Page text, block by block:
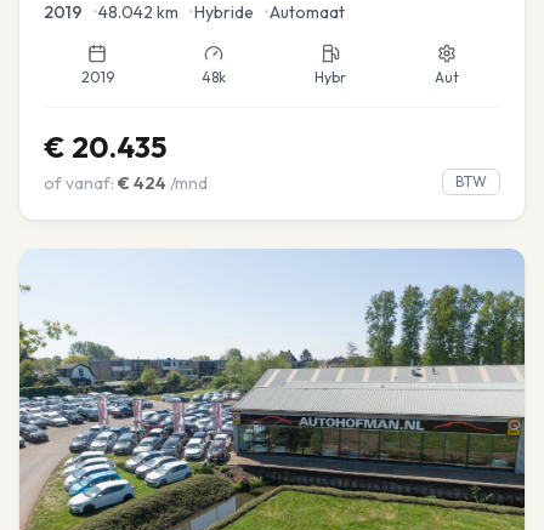
2019 •48.042 km •Hybride •Automaat
2019 48k Hybr Aut
€ 20.435
of vanaf: € 424 /mnd BTW